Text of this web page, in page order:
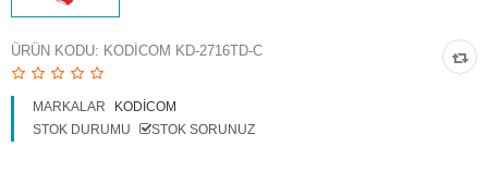
Ürün Güvenlik Sistemleri
Aksiyon Kameraları
ÜRÜN KODU: KODICOM KD-2716TD-C
MARKALAR
KODICOM
STOK DURUMU
STOK SORUNUZ